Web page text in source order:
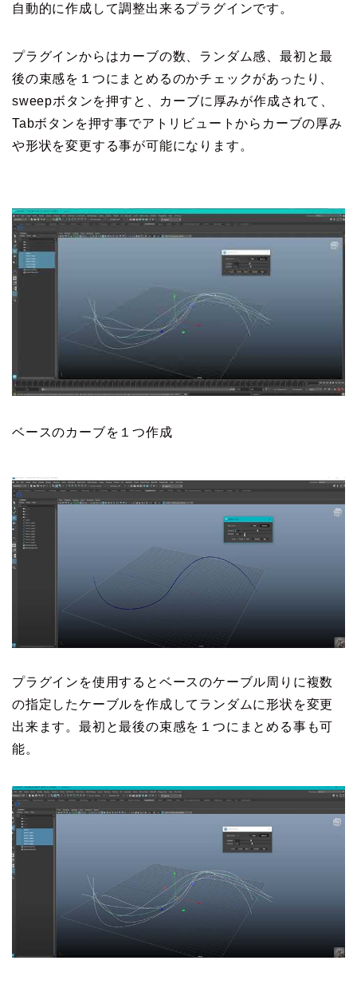
自動的に作成して調整出来るプラグインです。
プラグインからはカーブの数、ランダム感、最初と最
後の束感を１つにまとめるのかチェックがあったり、
sweepボタンを押すと、カーブに厚みが作成されて、
Tabボタンを押す事でアトリビュートからカーブの厚み
や形状を変更する事が可能になります。
ベースのカーブを１つ作成
プラグインを使用するとベースのケーブル周りに複数
の指定したケーブルを作成してランダムに形状を変更
出来ます。最初と最後の束感を１つにまとめる事も可
能。